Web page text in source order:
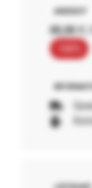
00,00 €